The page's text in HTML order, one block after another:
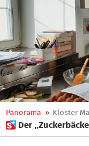
Panorama » Kloster
 Der